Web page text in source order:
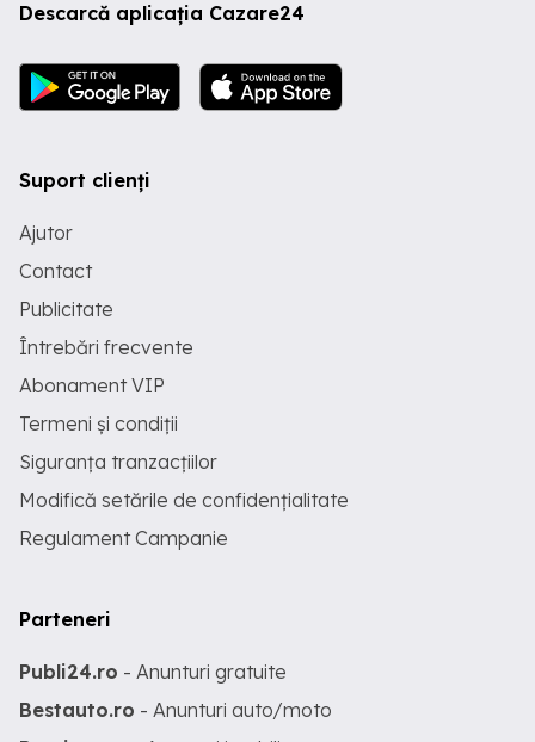
Descarcă aplicația Cazare24
Suport clienți
Ajutor
Contact
Publicitate
Întrebări frecvente
Abonament VIP
Termeni și condiții
Siguranța tranzacțiilor
Modifică setările de confidențialitate
Regulament Campanie
Parteneri
Publi24.ro - Anunturi gratuite
Bestauto.ro - Anunturi auto/moto